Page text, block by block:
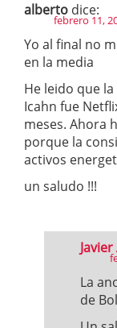
alberto dice:
febrero 11,
Yo al final no
en la media
He leido que
Icahn fue
meses. Ahora
porque la
activos
un saludo !!!
La
de